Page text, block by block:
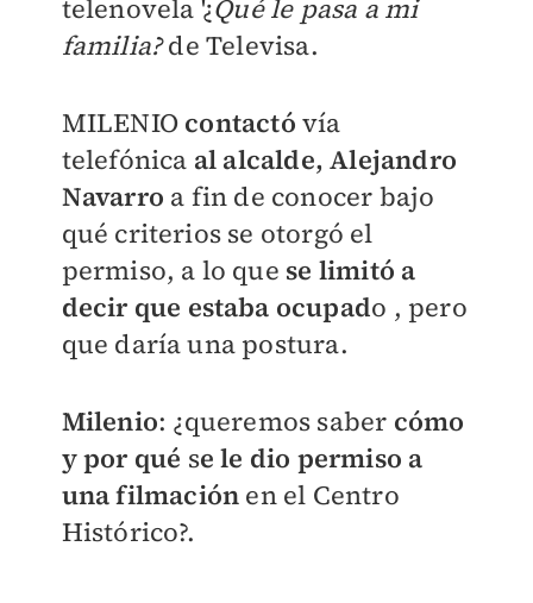
telenovela '¿Qué le pasa a mi
familia?de Televisa.
MILENIO contactó vía
telefónica al alcalde, Alejandro
Navarro a fin de conocer bajo
qué criterios se otorgó el
permiso, a lo que se limitó a
decir que estaba ocupado , pero
que daría una postura.
Milenio: ¿queremos saber cómo
y por qué se le dio permiso a
una filmación en el Centro
Histórico?.